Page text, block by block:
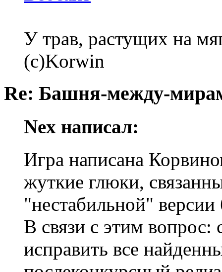
У трав, растущих на
(с)Korwin
Re: Башня-между-
Nex написал:
Игра написана
жуткие глюки,
"нестабильной"
В связи с этим вопрос:
исправить все